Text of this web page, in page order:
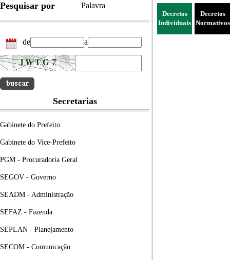
Pesquisar por Palavra
de a
Secretarias
Gabinete do Prefeito
Gabinete do Vice-Prefeito
PGM - Procuradoria Geral
SEGOV - Governo
SEADM - Administração
SEFAZ - Fazenda
SEPLAN - Planejamento
SECOM - Comunicação
Decretos
Individuais
Decretos
Normativos